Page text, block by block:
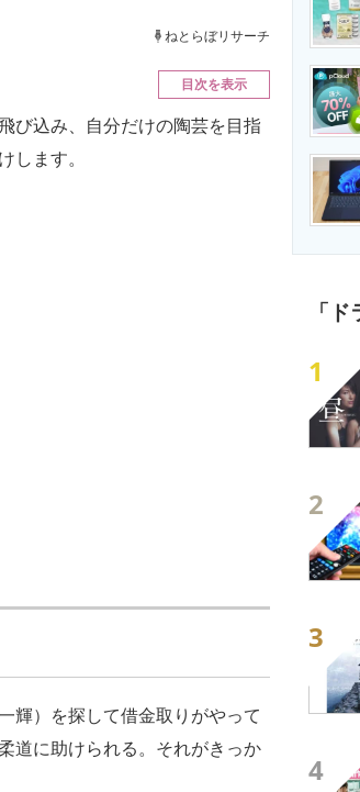
エネルギーの専門メデ
ねとらぼリサーチ
目次を表示
び込み、自分だけの陶芸を目指
します。
輝）を探して借金取りがやって
道に助けられる。それがきっか
「
1
2
3
4